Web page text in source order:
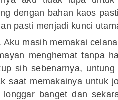
dengan bahan kaos
pasti menjadi kunci
masih memakai
menghemat tanpa
sih sebenarnya,
saat memakainya untuk
banget dan